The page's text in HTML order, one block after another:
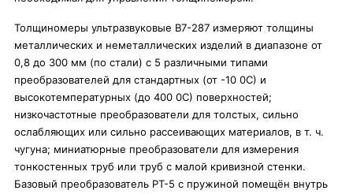
Толщиномеры ультразвуковые В7-287 измеряют толщины
металлических и неметаллических изделий в диапазоне от
0,8 до 300 мм (по стали) с 5 различными типами
преобразователей для стандартных (от -10 0С) и
высокотемпературных (до 400 0С) поверхностей;
низкочастотные преобразователи для толстых, сильно
ослабляющих или сильно рассеивающих материалов, в т. ч.
чугуна; миниатюрные преобразователи для измерения
тонкостенных труб или труб с малой кривизной стенки.
Базовый преобразователь РТ-5 с пружиной помещён внутрь